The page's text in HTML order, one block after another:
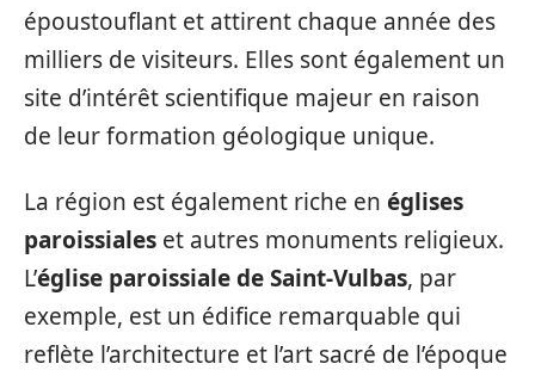
époustouflant et attirent chaque année des
milliers de visiteurs. Elles sont également un
site d’intérêt scientifique majeur en raison
de leur formation géologique unique.
La région est également riche en églises
paroissiales et autres monuments religieux.
L’église paroissiale de Saint-Vulbas, par
exemple, est un édifice remarquable qui
reflète l’architecture et l’art sacré de l’époque